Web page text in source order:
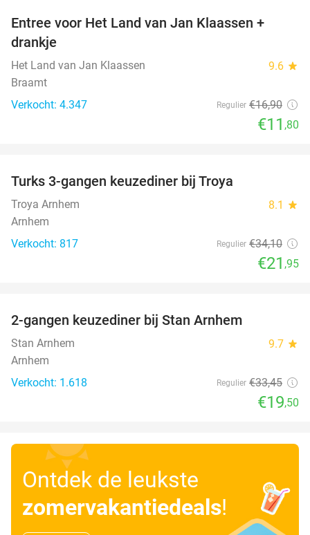
Entree voor Het Land van Jan Klaassen +
drankje
Het Land van Jan Klaassen 9.6 star
Braamt
Verkocht: 4.347
Regulier €16,90
€11 ,80
Turks 3-gangen keuzediner bij Troya
Troya Arnhem 8.1 star
Arnhem
Verkocht: 817
Regulier €34,10
€21 ,95
2-gangen keuzediner bij Stan Arnhem
Stan Arnhem 9.7 star
Arnhem
Verkocht: 1.618
Regulier €33,45
€19,50
Ontdek de leukste
zomervakantiedeals!